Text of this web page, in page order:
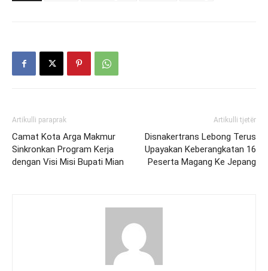
Artikulli paraprak
Camat Kota Arga Makmur
Sinkronkan Program Kerja
dengan Visi Misi Bupati Mian
Artikulli tjetër
Disnakertrans Lebong Terus
Upayakan Keberangkatan 16
Peserta Magang Ke Jepang